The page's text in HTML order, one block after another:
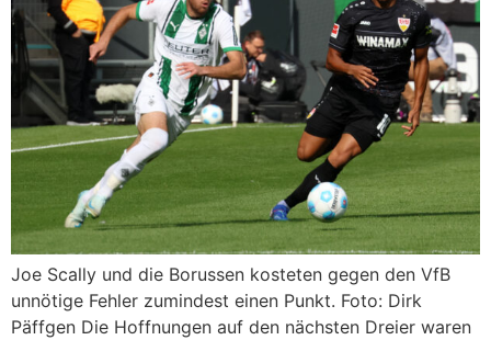
Joe Scally und die Borussen kosteten gegen den VfB
unnötige Fehler zumindest einen Punkt. Foto: Dirk
Päffgen Die Hoffnungen auf den nächsten Dreier waren